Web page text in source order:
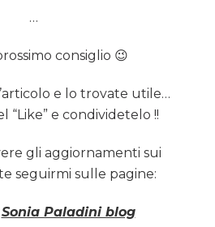
…
consiglio 😉
e lo trovate utile…
e condividetelo !!
gli aggiornamenti sui
seguirmi sulle pagine:
Sonia Paladini blog